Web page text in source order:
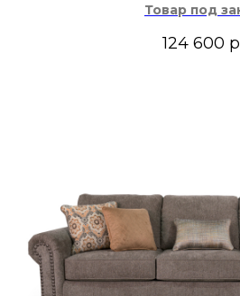
Товар под
124 600